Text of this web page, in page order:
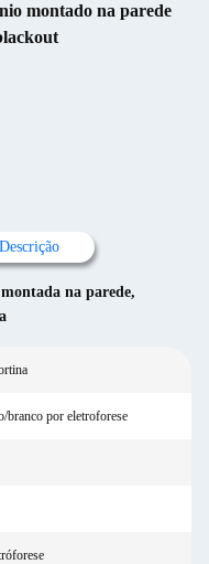
montado na parede
Descrição
na parede,
branco por eletroforese